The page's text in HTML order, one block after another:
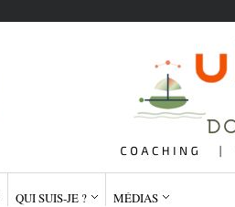
QUI SUIS-JE ? MÉDIAS